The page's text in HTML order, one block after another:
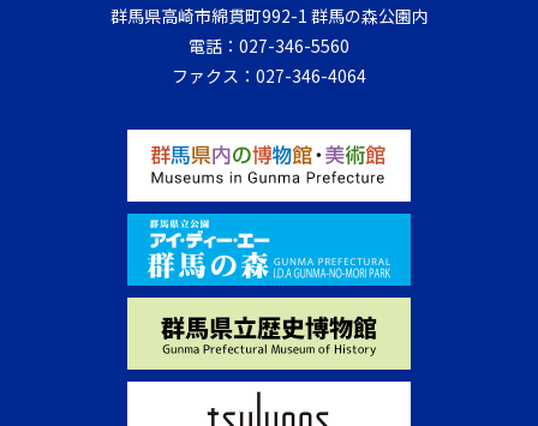
群馬県高崎市綿貫町992-1 群馬の森公園内
電話： 027-346-5560
ファクス： 027-346-4064